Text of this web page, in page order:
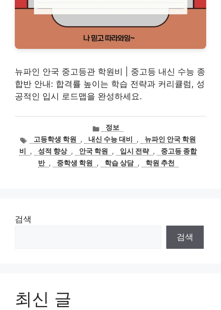
뉴파인 안국 중고등관 학원비 | 중고등 내신 수능 종
합반 안내: 합격률 높이는 학습 전략과 커리큘럼, 성
공적인 입시 로드맵을 완성하세요.
카
테
고
리
정보
태고등학생 학원 , 내신 수능 대비 ,
뉴파인 안국 학원
비
, 성적 향상 , 안국 학원 , 입시 전략 ,
중고등 종합
반 , 중학생 학원 , 학습 상담 , 학원 추천
검색
검색
최신 글